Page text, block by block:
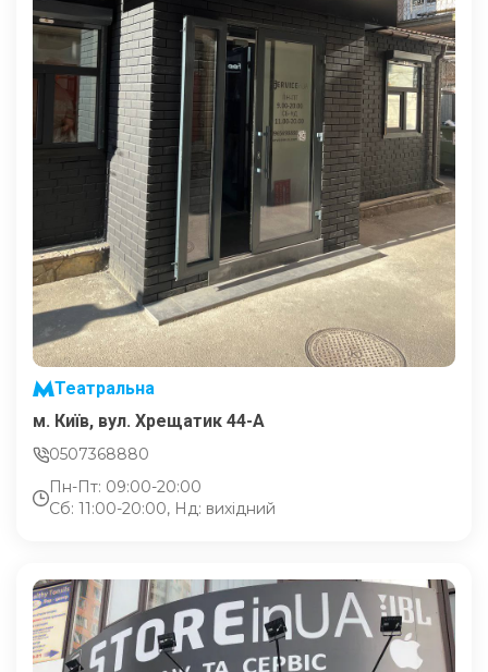
Театральна
м. Київ, вул. Хрещатик 44-A
0507368880
Пн-Пт: 09:00-20:00
Сб: 11:00-20:00, Нд: вихідний